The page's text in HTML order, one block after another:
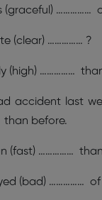
(graceful) ……………
(clear) …………… ?
(high) ……………
accident last
before.
(fast) ……………
(bad) …………… of